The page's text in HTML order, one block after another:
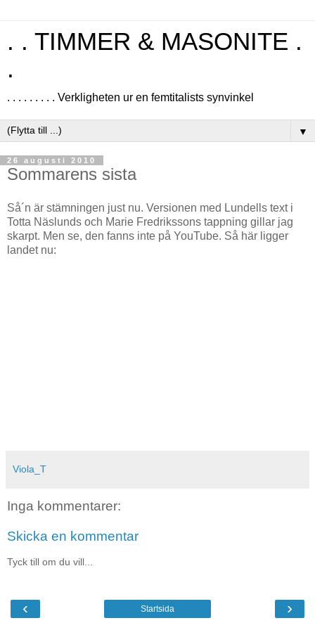
. . TIMMER & MASONITE .
.
. . . . . . . . . Verkligheten ur en femtitalists synvinkel
▼
26 augusti 2010
Sommarens sista
Så´n är stämningen just nu. Versionen med Lundells text i
Totta Näslunds och Marie Fredrikssons tappning gillar jag
skarpt. Men se, den fanns inte på YouTube. Så här ligger
landet nu:
Viola_T
Inga kommentarer:
Skicka en kommentar
Tyck till om du vill...
‹ ›
Startsida